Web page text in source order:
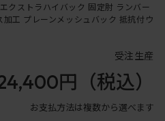
クストラハイバック 固定肘 ランバー
工 プレーンメッシュバック 抵抗付ウ
受注生産
円 （税込）
お支払方法は複数から選べます